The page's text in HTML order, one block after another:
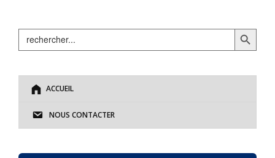
Search Search Button
ACCUEIL
NOUS CONTACTER